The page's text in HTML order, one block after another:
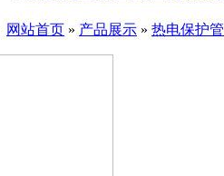
网站首页 » 产品展示 » 热电保护管